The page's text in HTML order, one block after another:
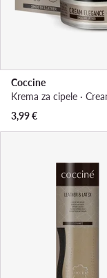
Coccine
3,99€